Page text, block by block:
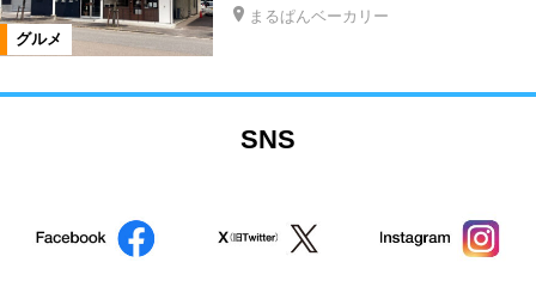
グルメ
まるぱんベーカリー
SNS